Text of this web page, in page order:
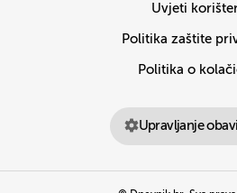
Uvjeti
Politika zaštite
Politika o
Upravljanje